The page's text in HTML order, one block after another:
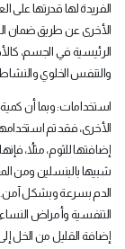
الفريدة لها قدرتها على
الأخرى عن طريق ضمان
الرئيسية في الجسم،
والتنفس الخلوي
استخدامات: وبما أن
الأخرى، فقد تم
إضافتها للثوم، مثلاُ،
شبيها بالبنسلين ومن
الدم بسرعة وبشكل آمن.
التنفسية وأمراض
إضافة القليل من الخل